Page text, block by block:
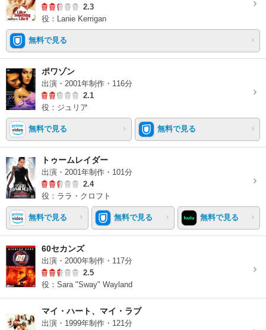
2.3
役：Lanie Kerrigan
無料で見る
ポワゾン
出演・2001年制作・116分
2.1
役：ジュリア
無料で見る 無料で見る
トゥームレイダー
出演・2001年制作・101分
2.4
役：ララ・クロフト
無料で見る 無料で見る 無料で見る
60セカンズ
出演・2000年制作・117分
2.5
役：Sara "Sway" Wayland
マイ・ハート、マイ・ラブ
出演・1999年制作・121分